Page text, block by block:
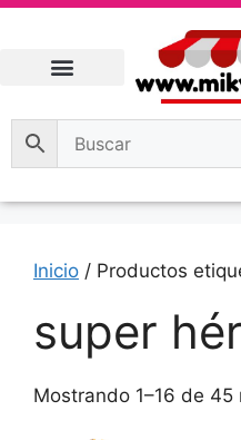
Inicio / Productos
super
Mostrando 1–16 de 45